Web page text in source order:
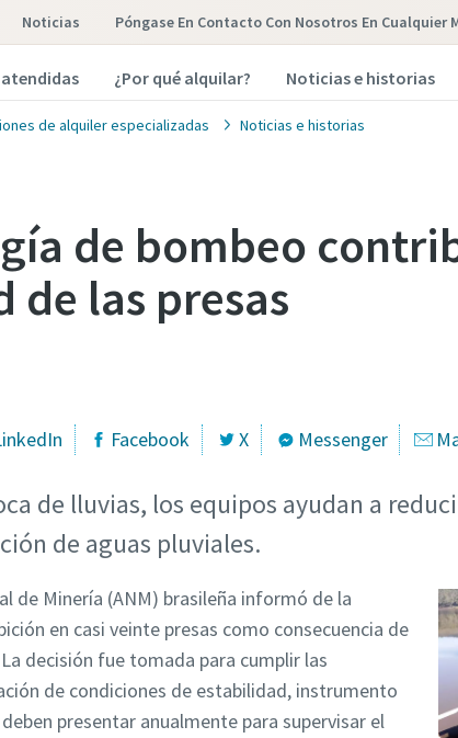
Noticias Póngase En Contacto Con Nosotros En Cualquier
¿Por qué alquilar? Noticias e historias
de alquiler especializadas Noticias e historias
de bombeo
de las presas
Facebook X Messenger
de lluvias, los equipos ayudan a
de aguas pluviales.
de Minería (ANM) brasileña informó de la
en casi veinte presas como consecuencia de
decisión fue tomada para cumplir las
de condiciones de estabilidad, instrumento
presentar anualmente para supervisar el